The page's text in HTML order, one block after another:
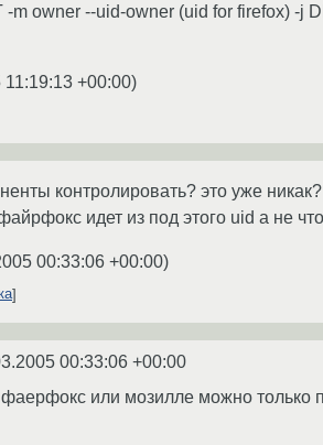
-m owner --uid-owner (uid for firefox) -j
+00:00)
контролировать? это уже
идет из под этого uid а не
00:33:06 +00:00)
00:33:06 +00:00
или мозилле можно только